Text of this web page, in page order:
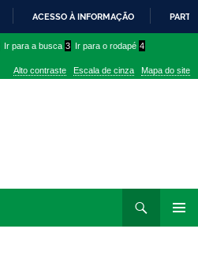
PARA
CONTEÚDO
ACESSO À INFORMAÇÃO
Ir para a busca 3 Ir para o rodapé 4
Alto contraste Escala de cinza Mapa do site